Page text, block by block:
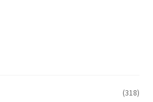
(318)